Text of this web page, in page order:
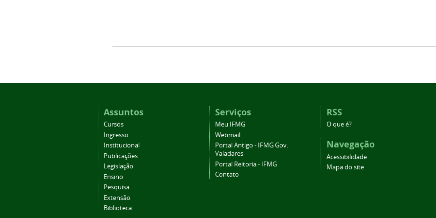
Assuntos
Cursos
Ingresso
Institucional
Publicações
Legislação
Ensino
Pesquisa
Extensão
Biblioteca
Serviços
Meu IFMG
Webmail
Portal Antigo - IFMG Gov.
Valadares
Portal Reitoria - IFMG
Contato
RSS
O que é?
Navegação
Acessibilidade
Mapa do site